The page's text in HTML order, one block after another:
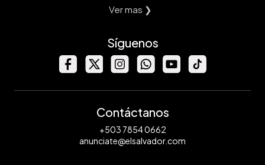
Ver mas ❯
Síguenos
Contáctanos
+503 7854 0662
anunciate@elsalvador.com